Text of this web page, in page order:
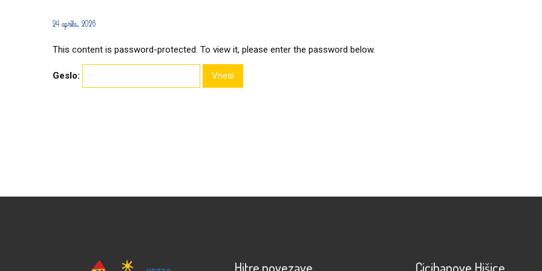
24 aprila, 2026
This content is password-protected. To view it, please enter the password below.
Geslo:
Hitre povezave Cicibanove Hišice